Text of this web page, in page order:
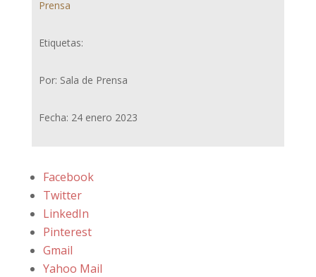
Prensa
Etiquetas:
Por: Sala de Prensa
Fecha: 24 enero 2023
Facebook
Twitter
LinkedIn
Pinterest
Gmail
Yahoo Mail